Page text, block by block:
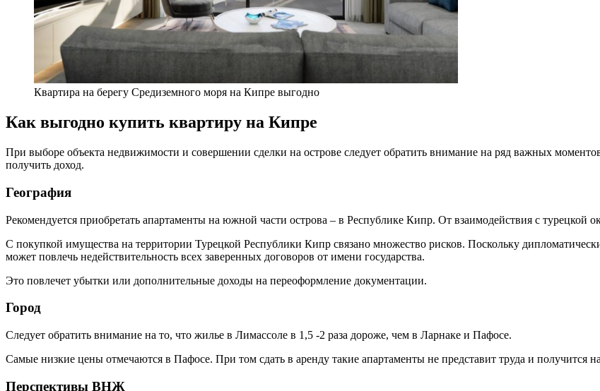
Квартира на берегу Средиземного моря на Кипре выгодно
Как выгодно купить квартиру на Кипре
При выборе объекта недвижимости и совершении сделки на острове следует обратить внимание на ряд важных
получить доход.
География
Рекомендуется приобретать апартаменты на южной части острова – в Республике Кипр. От взаимодействия с турецкой
С покупкой имущества на территории Турецкой Республики Кипр связано множество рисков. Поскольку
может повлечь недействительность всех заверенных договоров от имени государства.
Это повлечет убытки или дополнительные доходы на переоформление документации.
Город
Следует обратить внимание на то, что жилье в Лимассоле в 1,5 -2 раза дороже, чем в Ларнаке и Пафосе.
Самые низкие цены отмечаются в Пафосе. При том сдать в аренду такие апартаменты не представит труда и получится на
Перспективы ВНЖ